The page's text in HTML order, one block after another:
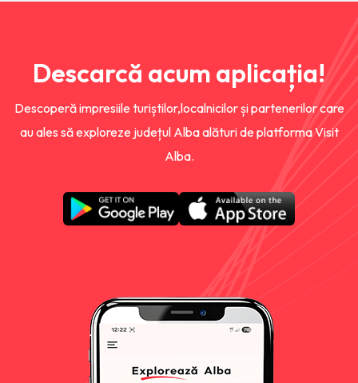
Descarcă acum aplicația!
Descoperă impresiile turiștilor,localnicilor și partenerilor care
au ales să exploreze județul Alba alături de platforma Visit
Alba.